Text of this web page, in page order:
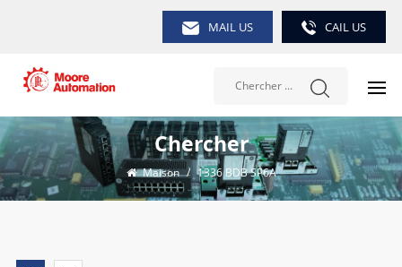
MAIL US CAIL US
Chercher
Maison / 1336 BDB SP6A